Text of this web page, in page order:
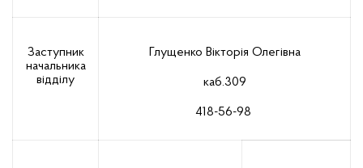
Заступник
начальника
відділу
Глущенко Вікторія Олегівна
каб.309
418-56-98